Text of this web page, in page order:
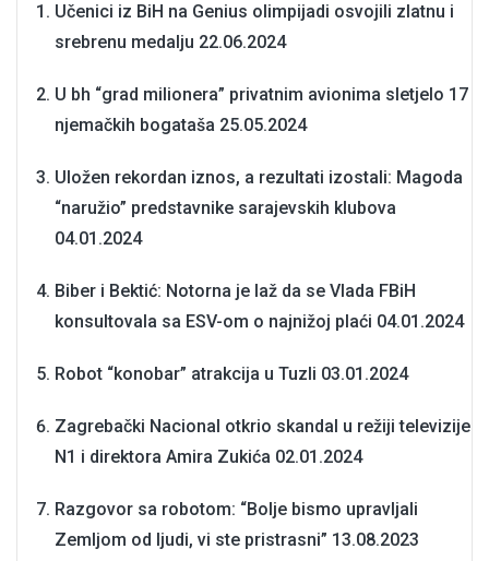
Učenici iz BiH na Genius olimpijadi osvojili zlatnu i
srebrenu medalju 22.06.2024
U bh “grad milionera” privatnim avionima sletjelo 17
njemačkih bogataša 25.05.2024
Uložen rekordan iznos, a rezultati izostali: Magoda
“naružio” predstavnike sarajevskih klubova
04.01.2024
Biber i Bektić: Notorna je laž da se Vlada FBiH
konsultovala sa ESV-om o najnižoj plaći 04.01.2024
Robot “konobar” atrakcija u Tuzli 03.01.2024
Zagrebački Nacional otkrio skandal u režiji televizije
N1 i direktora Amira Zukića 02.01.2024
Razgovor sa robotom: “Bolje bismo upravljali
Zemljom od ljudi, vi ste pristrasni” 13.08.2023